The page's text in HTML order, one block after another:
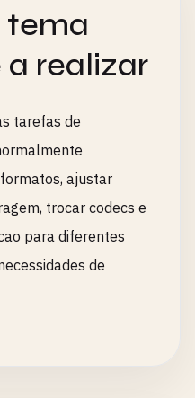
tema
realizar
tarefas de
ajustar
trocar codecs e
para diferentes
de